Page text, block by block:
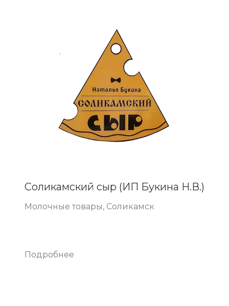
Соликамский сыр (ИП Букина Н.В.)
Молочные товары, Соликамск
Подробнее